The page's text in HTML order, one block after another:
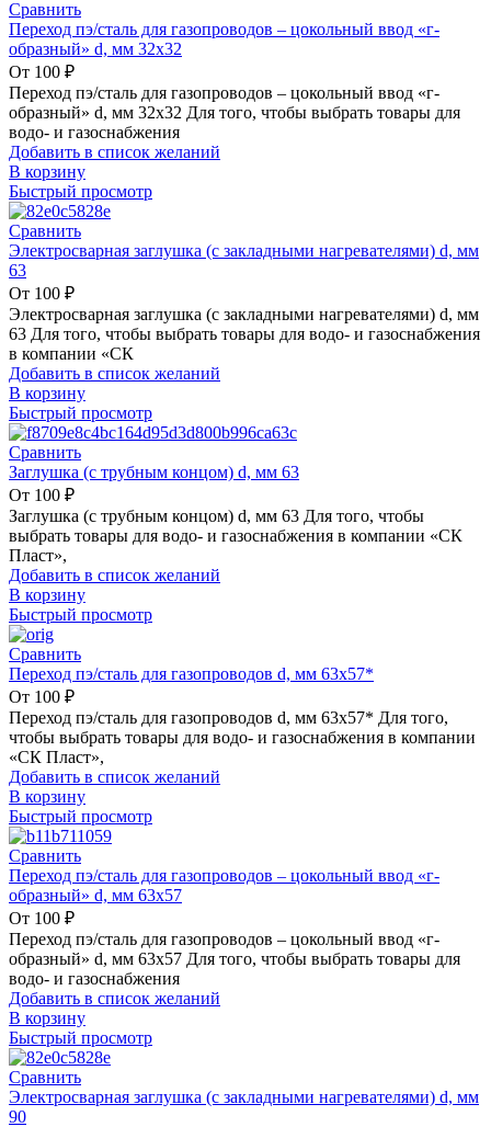
Сравнить
Переход пэ/сталь для газопроводов – цокольный ввод «г-
образный» d, мм 32х32
От 100 ₽
Переход пэ/сталь для газопроводов – цокольный ввод «г-
образный» d, мм 32х32 Для того, чтобы выбрать товары для
водо- и газоснабжения
Добавить в список желаний
В корзину
Быстрый просмотр
Сравнить
Электросварная заглушка (с закладными нагревателями) d, мм
63
От 100 ₽
Электросварная заглушка (с закладными нагревателями) d, мм
63 Для того, чтобы выбрать товары для водо- и газоснабжения
в компании «СК
Добавить в список желаний
В корзину
Быстрый просмотр
Сравнить
Заглушка (с трубным концом) d, мм 63
От 100 ₽
Заглушка (с трубным концом) d, мм 63 Для того, чтобы
выбрать товары для водо- и газоснабжения в компании «СК
Пласт»,
Добавить в список желаний
В корзину
Быстрый просмотр
Сравнить
Переход пэ/сталь для газопроводов d, мм 63х57*
От 100 ₽
Переход пэ/сталь для газопроводов d, мм 63х57* Для того,
чтобы выбрать товары для водо- и газоснабжения в компании
«СК Пласт»,
Добавить в список желаний
В корзину
Быстрый просмотр
Сравнить
Переход пэ/сталь для газопроводов – цокольный ввод «г-
образный» d, мм 63х57
От 100 ₽
Переход пэ/сталь для газопроводов – цокольный ввод «г-
образный» d, мм 63х57 Для того, чтобы выбрать товары для
водо- и газоснабжения
Добавить в список желаний
В корзину
Быстрый просмотр
Сравнить
Электросварная заглушка (с закладными нагревателями) d, мм
90